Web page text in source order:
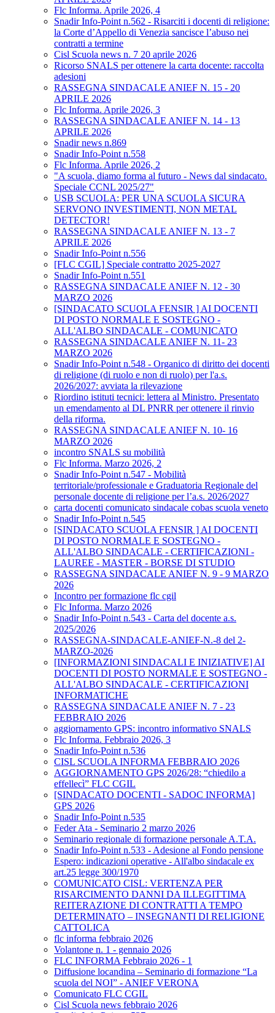
Flc Informa. Aprile 2026, 4
Snadir Info-Point n.562 - Risarciti i docenti di religione:
la Corte d’Appello di Venezia sancisce l’abuso nei
contratti a termine
Cisl Scuola news n. 7 20 aprile 2026
Ricorso SNALS per ottenere la carta docente: raccolta
adesioni
RASSEGNA SINDACALE ANIEF N. 15 - 20
APRILE 2026
Flc Informa. Aprile 2026, 3
RASSEGNA SINDACALE ANIEF N. 14 - 13
APRILE 2026
Snadir news n.869
Snadir Info-Point n.558
Flc Informa. Aprile 2026, 2
"A scuola, diamo forma al futuro - News dal sindacato.
Speciale CCNL 2025/27"
USB SCUOLA: PER UNA SCUOLA SICURA
SERVONO INVESTIMENTI, NON METAL
DETECTOR!
RASSEGNA SINDACALE ANIEF N. 13 - 7
APRILE 2026
Snadir Info-Point n.556
[FLC CGIL] Speciale contratto 2025-2027
Snadir Info-Point n.551
RASSEGNA SINDACALE ANIEF N. 12 - 30
MARZO 2026
[SINDACATO SCUOLA FENSIR ] AI DOCENTI
DI POSTO NORMALE E SOSTEGNO -
ALL'ALBO SINDACALE - COMUNICATO
RASSEGNA SINDACALE ANIEF N. 11- 23
MARZO 2026
Snadir Info-Point n.548 - Organico di diritto dei docenti
di religione (di ruolo e non di ruolo) per l'a.s.
2026/2027: avviata la rilevazione
Riordino istituti tecnici: lettera al Ministro. Presentato
un emendamento al DL PNRR per ottenere il rinvio
della riforma.
RASSEGNA SINDACALE ANIEF N. 10- 16
MARZO 2026
incontro SNALS su mobilità
Flc Informa. Marzo 2026, 2
Snadir Info-Point n.547 - Mobilità
territoriale/professionale e Graduatoria Regionale del
personale docente di religione per l’a.s. 2026/2027
carta docenti comunicato sindacale cobas scuola veneto
Snadir Info-Point n.545
[SINDACATO SCUOLA FENSIR ] AI DOCENTI
DI POSTO NORMALE E SOSTEGNO -
ALL'ALBO SINDACALE - CERTIFICAZIONI -
LAUREE - MASTER - BORSE DI STUDIO
RASSEGNA SINDACALE ANIEF N. 9 - 9 MARZO
2026
Incontro per formazione flc cgil
Flc Informa. Marzo 2026
Snadir Info-Point n.543 - Carta del docente a.s.
2025/2026
RASSEGNA-SINDACALE-ANIEF-N.-8 del 2-
MARZO-2026
[INFORMAZIONI SINDACALI E INIZIATIVE] AI
DOCENTI DI POSTO NORMALE E SOSTEGNO -
ALL'ALBO SINDACALE - CERTIFICAZIONI
INFORMATICHE
RASSEGNA SINDACALE ANIEF N. 7 - 23
FEBBRAIO 2026
aggiornamento GPS: incontro informativo SNALS
Flc Informa. Febbraio 2026, 3
Snadir Info-Point n.536
CISL SCUOLA INFORMA FEBBRAIO 2026
AGGIORNAMENTO GPS 2026/28: “chiedilo a
effellecì” FLC CGIL
[SINDACATO DOCENTI - SADOC INFORMA]
GPS 2026
Snadir Info-Point n.535
Feder Ata - Seminario 2 marzo 2026
Seminario regionale di formazione personale A.T.A.
Snadir Info-Point n.533 - Adesione al Fondo pensione
Espero: indicazioni operative - All'albo sindacale ex
art.25 legge 300/1970
COMUNICATO CISL: VERTENZA PER
RISARCIMENTO DANNI DA ILLEGITTIMA
REITERAZIONE DI CONTRATTI A TEMPO
DETERMINATO – INSEGNANTI DI RELIGIONE
CATTOLICA
flc informa febbraio 2026
Volantone n. 1 - gennaio 2026
FLC INFORMA Febbraio 2026 - 1
Diffusione locandina – Seminario di formazione “La
scuola del NOI” - ANIEF VERONA
Comunicato FLC CGIL
Cisl Scuola news febbraio 2026